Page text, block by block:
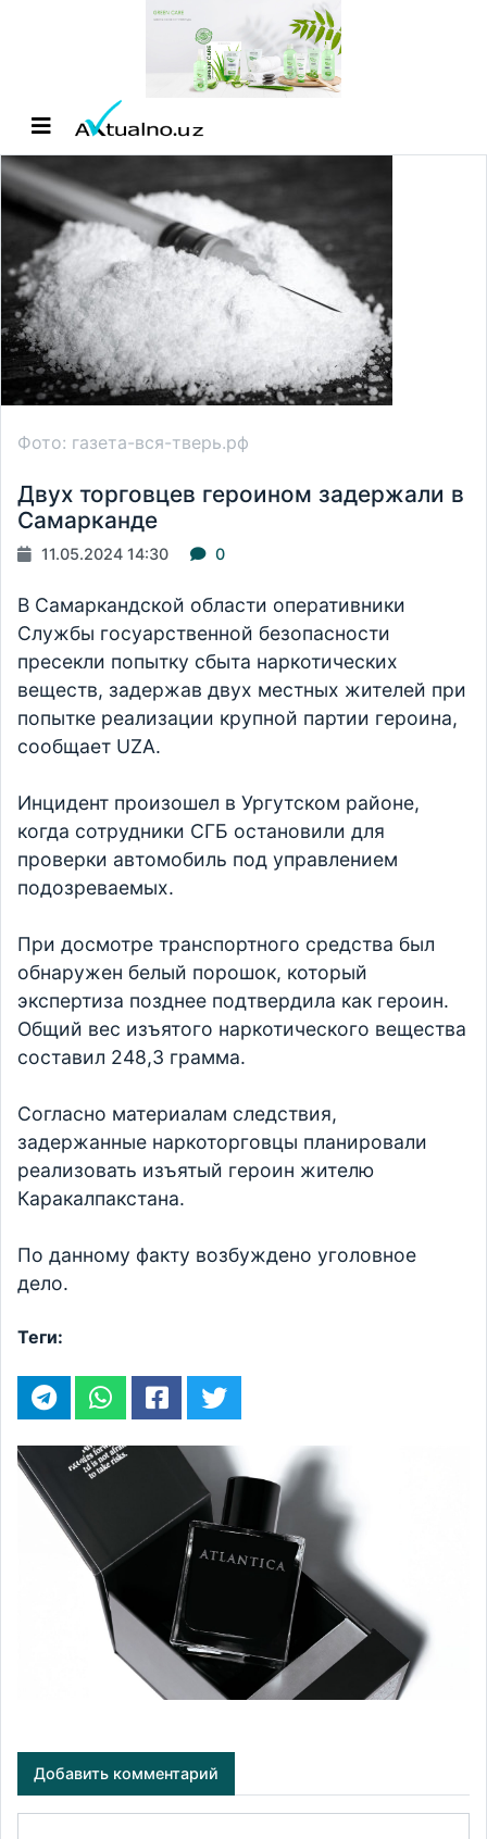
Фото: газета-вся-тверь.рф
Двух торговцев героином задержали в
Самарканде
11.05.2024 14:30 0
В Самаркандской области оперативники
Службы госуарственной безопасности
пресекли попытку сбыта наркотических
веществ, задержав двух местных жителей при
попытке реализации крупной партии героина,
сообщает UZA.
Инцидент произошел в Ургутском районе,
когда сотрудники СГБ остановили для
проверки автомобиль под управлением
подозреваемых.
При досмотре транспортного средства был
обнаружен белый порошок, который
экспертиза позднее подтвердила как героин.
Общий вес изъятого наркотического вещества
составил 248,3 грамма.
Согласно материалам следствия,
задержанные наркоторговцы планировали
реализовать изъятый героин жителю
Каракалпакстана.
По данному факту возбуждено уголовное
дело.
Теги:
Добавить комментарий